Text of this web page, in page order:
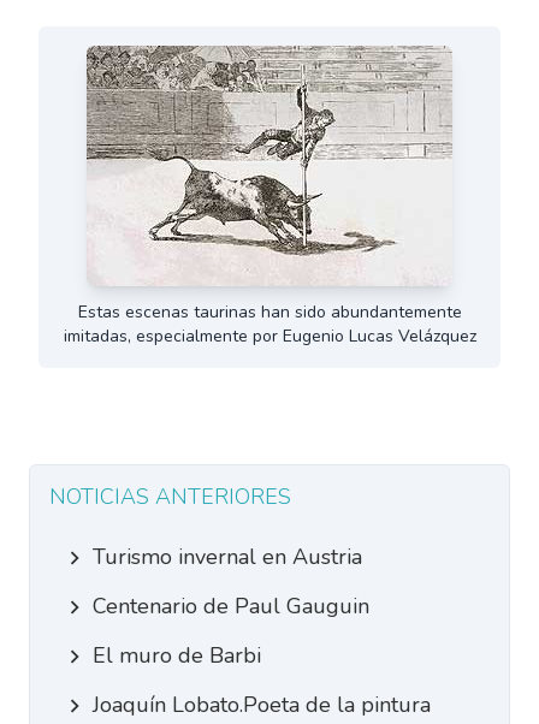
Estas escenas taurinas han sido abundantemente
imitadas, especialmente por Eugenio Lucas Velázquez
NOTICIAS ANTERIORES
Turismo invernal en Austria
Centenario de Paul Gauguin
El muro de Barbi
Joaquín Lobato.Poeta de la pintura